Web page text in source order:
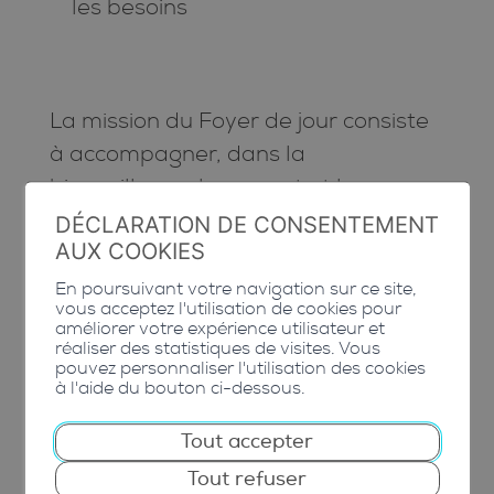
les besoins
La mission du Foyer de jour consiste
à accompagner, dans la
bienveillance, le respect et la
chaleur, chaque personne par le
biais de différentes activités afin de
maintenir ses compétences. Le Foyer
de jour se base sur les ressources,
les envies et les besoins de chacun.
LE BÂTIMENT
DÉCLARATION DE CONSENTEMENT
AUX COOKIES
En poursuivant votre navigation sur ce site,
vous acceptez l'utilisation de cookies pour
améliorer votre expérience utilisateur et
réaliser des statistiques de visites. Vous
pouvez personnaliser l'utilisation des cookies
à l'aide du bouton ci-dessous.
Tout accepter
Tout refuser